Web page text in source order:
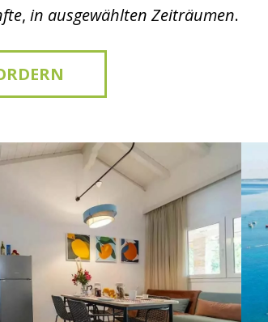
, in ausgewählten Zeiträumen.